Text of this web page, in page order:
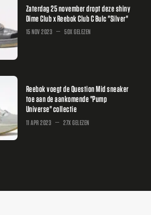
Zaterdag 25 november dropt deze shiny
Dime Club x Reebok Club C Bulc "Silver"
15 NOV 2023 50X GELEZEN
Reebok voegt de Question Mid sneaker
toe aan de aankomende "Pump
Universe" collectie
11 APR 2023 27X GELEZEN